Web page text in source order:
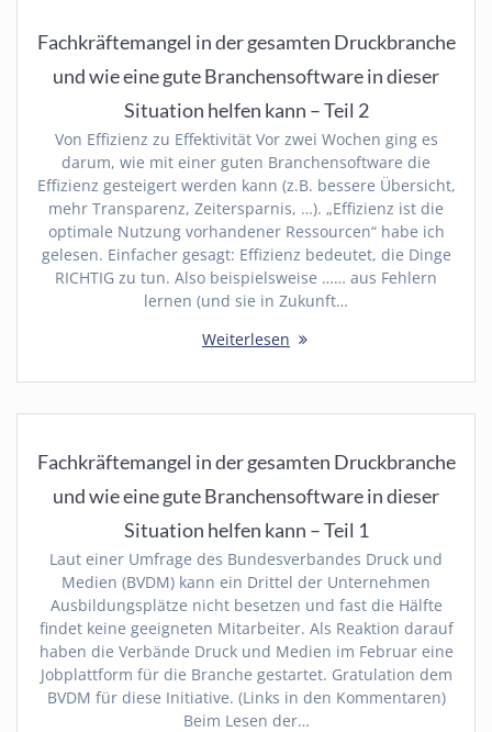
Fachkräftemangel in der gesamten Druckbranche
und wie eine gute Branchensoftware in dieser
Situation helfen kann – Teil 2
Von Effizienz zu Effektivität Vor zwei Wochen ging es
darum, wie mit einer guten Branchensoftware die
Effizienz gesteigert werden kann (z.B. bessere Übersicht,
mehr Transparenz, Zeitersparnis, …). „Effizienz ist die
optimale Nutzung vorhandener Ressourcen“ habe ich
gelesen. Einfacher gesagt: Effizienz bedeutet, die Dinge
RICHTIG zu tun. Also beispielsweise …… aus Fehlern
lernen (und sie in Zukunft…
Weiterlesen
Fachkräftemangel in der gesamten Druckbranche
und wie eine gute Branchensoftware in dieser
Situation helfen kann – Teil 1
Laut einer Umfrage des Bundesverbandes Druck und
Medien (BVDM) kann ein Drittel der Unternehmen
Ausbildungsplätze nicht besetzen und fast die Hälfte
findet keine geeigneten Mitarbeiter. Als Reaktion darauf
haben die Verbände Druck und Medien im Februar eine
Jobplattform für die Branche gestartet. Gratulation dem
BVDM für diese Initiative. (Links in den Kommentaren)
Beim Lesen der…